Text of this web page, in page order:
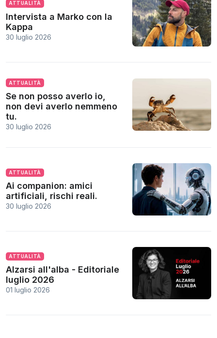
ATTUALITÀ
Intervista a Marko con la
Kappa
30 luglio 2026
ATTUALITÀ
Se non posso averlo io,
non devi averlo nemmeno
tu.
30 luglio 2026
ATTUALITÀ
Ai companion: amici
artificiali, rischi reali.
30 luglio 2026
ATTUALITÀ
Alzarsi all'alba - Editoriale
luglio 2026
01 luglio 2026